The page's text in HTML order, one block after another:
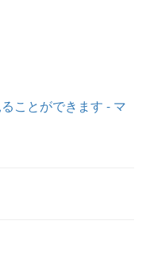
ことができます - マ